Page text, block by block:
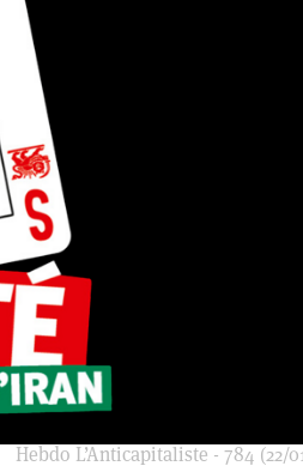
Hebdo L’Anticapitaliste - 784 (22/